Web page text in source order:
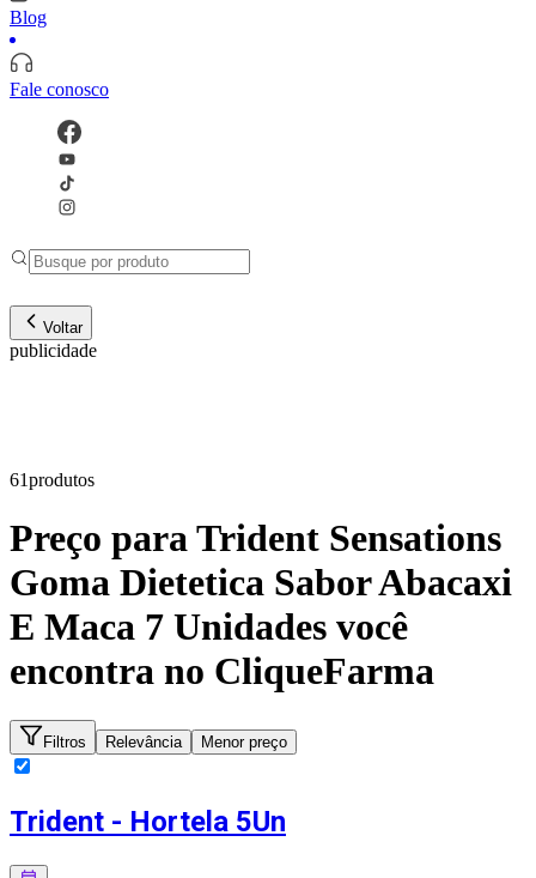
Blog
Fale conosco
Voltar
publicidade
61produtos
Preço paraTrident Sensations
Goma Dietetica Sabor Abacaxi
E Maca 7 Unidades você
encontra no CliqueFarma
Filtros Relevância Menor preço
Trident - Hortela 5Un